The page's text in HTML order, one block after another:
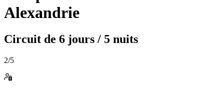
Alexandrie
Circuit de 6 jours / 5 nuits
2/5